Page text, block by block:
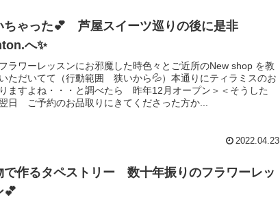
ちゃった💕 芦屋スイーツ巡りの後に是非
へ✨
ラワーレッスンにお邪魔した時色々とご近所のNew shop を教
ただいてて（行動範囲 狭いから💦）本通りにティラミスのお
ますよね・・・と調べたら 昨年12月オープン＞＜そうした
日 ご予約のお品取りにきてくださった方か...
2022.04.23
で作るタペストリー 数十年振りのフラワーレッ
💕